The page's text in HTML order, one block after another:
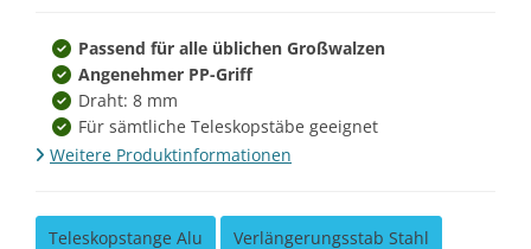
Passend für alle üblichen Großwalzen
Angenehmer PP-Griff
Draht: 8 mm
Für sämtliche Teleskopstäbe geeignet
Weitere Produktinformationen
Teleskopstange Alu Verlängerungsstab Stahl